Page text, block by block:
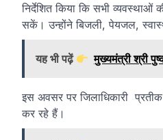
निर्देशित किया कि सभी व्यवस्थाओं
सकें। उन्होंने बिजली, पेयजल,
यह भी पढ़ें मुख्यमंत्री श्री
इस अवसर पर जिलाधिकारी
कर रहे हैं।